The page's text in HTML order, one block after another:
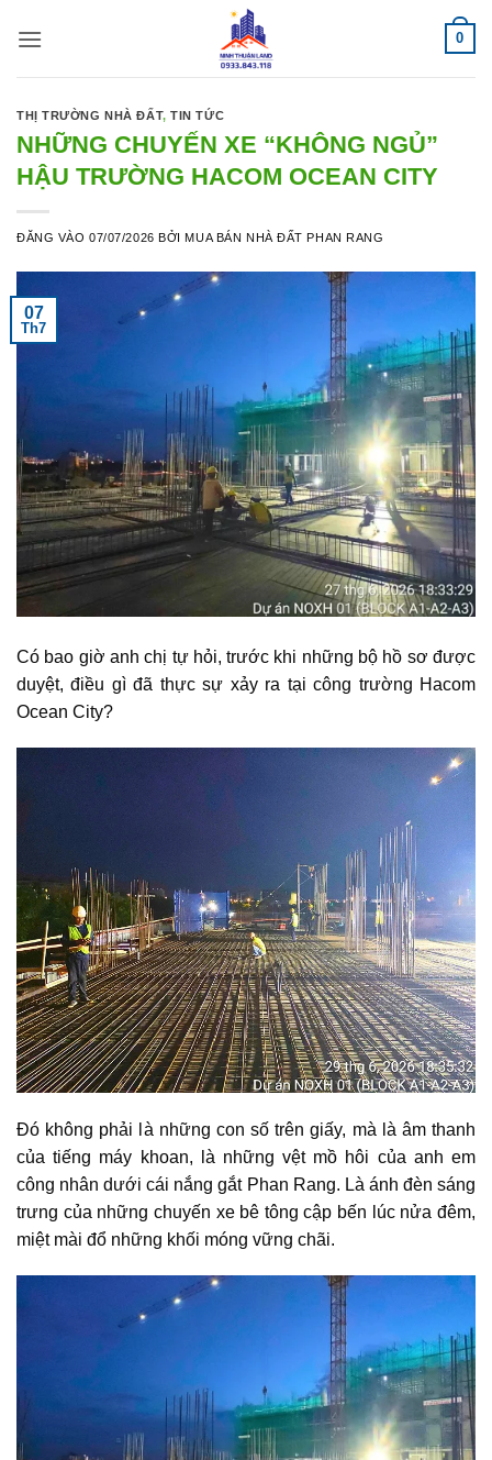
qua
0
THỊ TRƯỜNG NHÀ ĐẤT,TIN TỨC
NHỮNG CHUYẾN XE “KHÔNG NGỦ”
HẬU TRƯỜNG HACOM OCEAN CITY
ĐĂNG VÀO07/07/2026 BỞI MUA BÁN NHÀ ĐẤT PHAN RANG
07
Th7
Có bao giờ anh chị tự hỏi, trước khi những bộ hồ sơ được
duyệt, điều gì đã thực sự xảy ra tại công trường Hacom
Ocean City?
Đó không phải là những con số trên giấy, mà là âm thanh
của tiếng máy khoan, là những vệt mồ hôi của anh em
công nhân dưới cái nắng gắt Phan Rang. Là ánh đèn sáng
trưng của những chuyến xe bê tông cập bến lúc nửa đêm,
miệt mài đổ những khối móng vững chãi.